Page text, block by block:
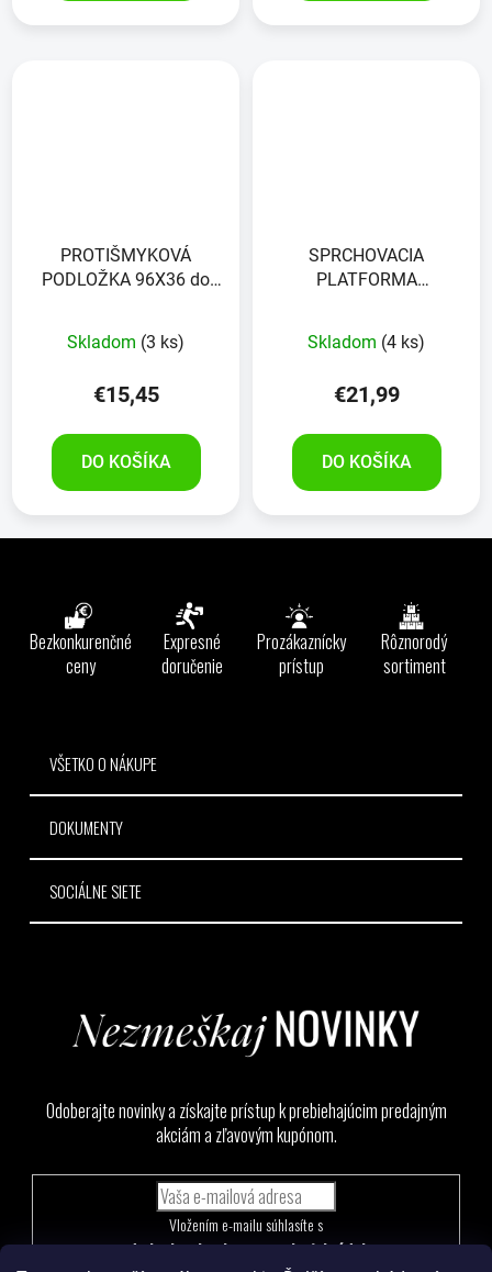
PROTIŠMYKOVÁ
PODLOŽKA 96X36 do
Skladom (3 ks)
€15,45
DO KOŠÍKA
SPRCHOVACIA
PLATFORMA
Skladom (4 ks)
€21,99
DO KOŠÍKA
Bezkonkurenčné
ceny
Expresné
doručenie
Prozákaznícky
prístup
Rôznorodý
sortiment
VŠETKO O NÁKUPE
DOKUMENTY
SOCIÁLNE SIETE
Odoberajte novinky a získajte prístup k prebiehajúcim predajným
akciám a zľavovým kupónom.
podmienkami ochrany osobných údajov